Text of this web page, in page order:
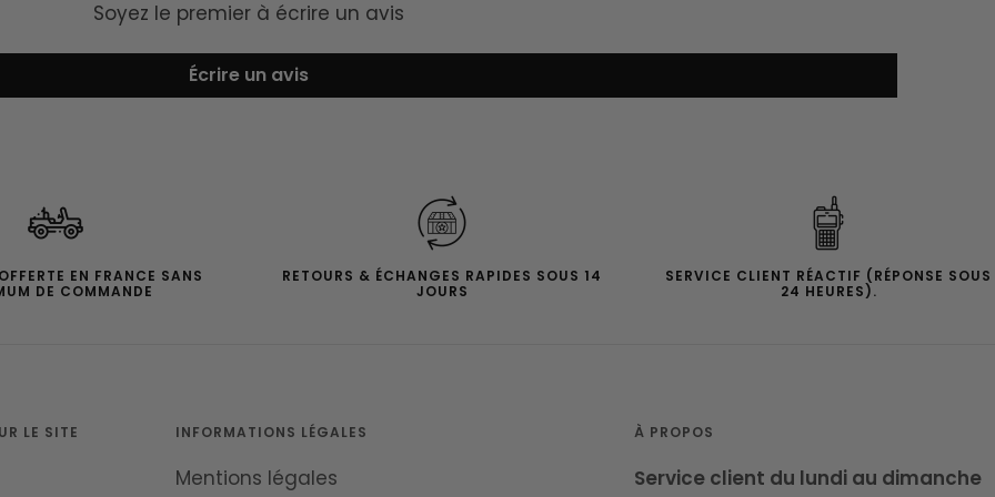
Soyez le premier à écrire un avis
Écrire un avis
EN FRANCE SANS
DE COMMANDE
RETOURS & ÉCHANGES RAPIDES SOUS 14
JOURS
SERVICE CLIENT RÉACTIF (RÉPONSE SOUS
24 HEURES).
LE SITE INFORMATIONS LÉGALES
Mentions légales
À PROPOS
Service client du lundi au dimanche